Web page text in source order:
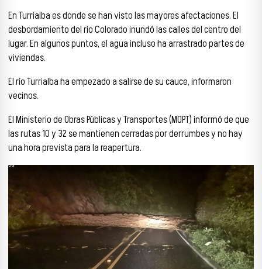
En Turrialba es donde se han visto las mayores afectaciones. El
desbordamiento del río Colorado inundó las calles del centro del
lugar. En algunos puntos, el agua incluso ha arrastrado partes de
viviendas.
El río Turrialba ha empezado a salirse de su cauce, informaron
vecinos.
El Ministerio de Obras Públicas y Transportes (MOPT) informó de que
las rutas 10 y 32 se mantienen cerradas por derrumbes y no hay
una hora prevista para la reapertura.